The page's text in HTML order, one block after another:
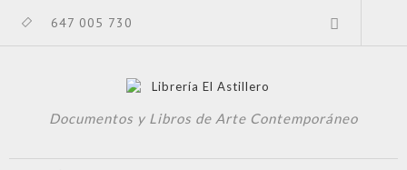
647 005 730
Documentos y Libros de Arte Contemporáneo